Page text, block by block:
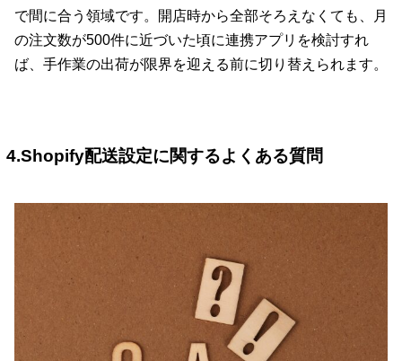
で間に合う領域です。開店時から全部そろえなくても、月
の注文数が500件に近づいた頃に連携アプリを検討すれ
ば、手作業の出荷が限界を迎える前に切り替えられます。
4.Shopify配送設定に関するよくある質問